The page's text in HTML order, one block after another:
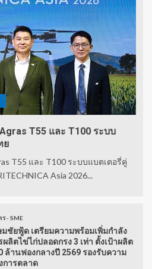
T55 และ T100 ระบบ
ย
T55 และ T100 ระบบแบตเตอรี่คู่
Asia 2026...
ร - SME
มชัยฟู้ด เตรียมความพร้อมเพิ่มกำลัง
ผลิตไข่ไก่ปลอดกรง 3 เท่า ตั้งเป้าผลิต
ล้านฟองกลางปี 2569 รองรับความ
การตลาด